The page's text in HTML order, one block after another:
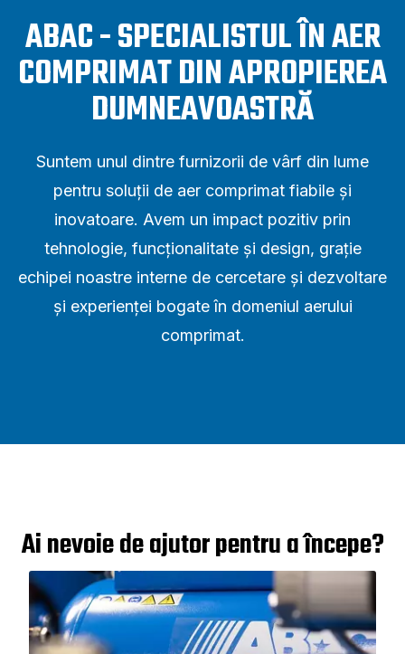
ABAC - SPECIALISTUL ÎN AER
COMPRIMAT DIN APROPIEREA
DUMNEAVOASTRĂ
Suntem unul dintre furnizorii de vârf din lume
pentru soluții de aer comprimat fiabile și
inovatoare. Avem un impact pozitiv prin
tehnologie, funcționalitate și design, grație
echipei noastre interne de cercetare și dezvoltare
și experienței bogate în domeniul aerului
comprimat.
Ai nevoie de ajutor pentru a începe?